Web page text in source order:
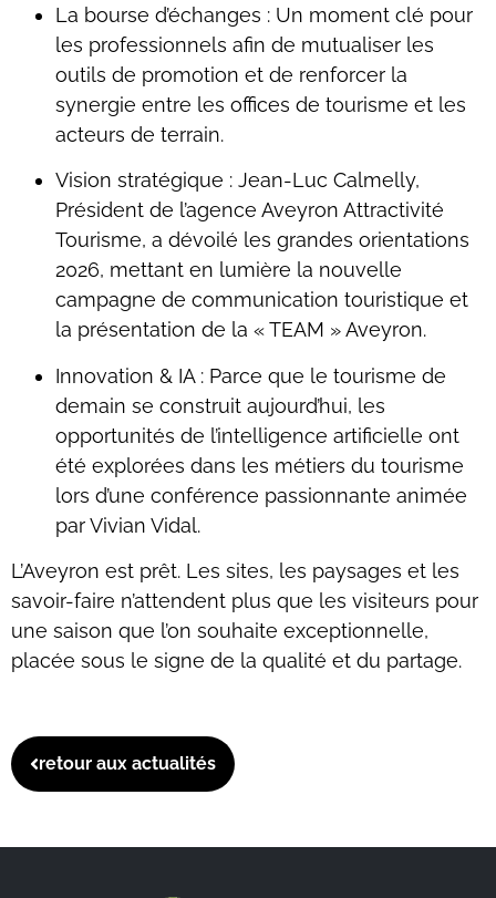
La bourse d’échanges : Un moment clé pour
les professionnels afin de mutualiser les
outils de promotion et de renforcer la
synergie entre les offices de tourisme et les
acteurs de terrain.
Vision stratégique : Jean-Luc Calmelly,
Président de l’agence Aveyron Attractivité
Tourisme, a dévoilé les grandes orientations
2026, mettant en lumière la nouvelle
campagne de communication touristique et
la présentation de la « TEAM » Aveyron.
Innovation & IA : Parce que le tourisme de
demain se construit aujourd’hui, les
opportunités de l’intelligence artificielle ont
été explorées dans les métiers du tourisme
lors d’une conférence passionnante animée
par Vivian Vidal.
L’Aveyron est prêt. Les sites, les paysages et les
savoir-faire n’attendent plus que les visiteurs pour
une saison que l’on souhaite exceptionnelle,
placée sous le signe de la qualité et du partage.
retour aux actualités